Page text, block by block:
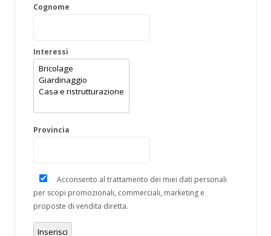
Cognome
Interessi
Provincia
Acconsento al trattamento dei miei dati personali
per scopi promozionali, commerciali, marketing e
proposte di vendita diretta.
Inserisci